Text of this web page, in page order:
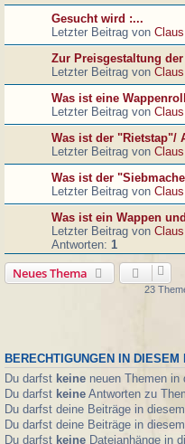
Gesucht wird :...
Letzter Beitrag von
Zur Preisgestaltung
Letzter Beitrag von
Was ist eine
Letzter Beitrag von
Was ist der "Rietstap"/
Letzter Beitrag von
Was ist der
Letzter Beitrag von
Was ist ein Wappen
Letzter Beitrag von
Antworten: 1
Neues Thema
23
BERECHTIGUNGEN IN DIESEM
Du darfst keine neuen Themen in
Du darfst keine Antworten zu
Du darfst deine Beiträge in
Du darfst deine Beiträge in
Du darfst keine Dateianhänge in